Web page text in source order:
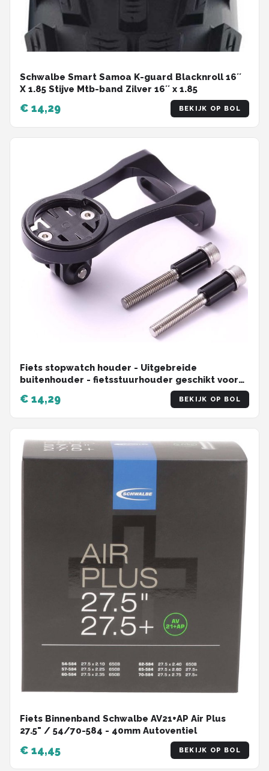
Schwalbe Smart Samoa K-guard Blacknroll 16´´
X 1.85 Stijve Mtb-band Zilver 16´´ x 1.85
€ 14,29 BEKIJK OP BOL
Fiets stopwatch houder - Uitgebreide
buitenhouder - fietsstuurhouder geschikt voor
NiteRider-adapter, sportactiecamera, geschikt
voor GARMIN, Walker Little G, Maijin, IGPS,
Blackbird, Bairuiteng, Maoyan, enz.
€ 14,29 BEKIJK OP BOL
Fiets Binnenband Schwalbe AV21+AP Air Plus
27.5" / 54/70-584 - 40mm Autoventiel
€ 14,45 BEKIJK OP BOL